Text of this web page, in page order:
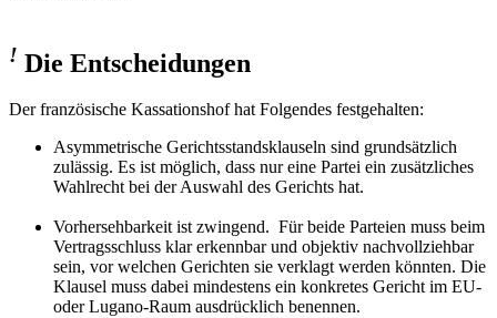
! Die Entscheidungen
Der französische Kassationshof hat Folgendes festgehalten:
Asymmetrische Gerichtsstandsklauseln sind grundsätzlich
zulässig. Es ist möglich, dass nur eine Partei ein zusätzliches
Wahlrecht bei der Auswahl des Gerichts hat.
Vorhersehbarkeit ist zwingend. Für beide Parteien muss beim
Vertragsschluss klar erkennbar und objektiv nachvollziehbar
sein, vor welchen Gerichten sie verklagt werden könnten. Die
Klausel muss dabei mindestens ein konkretes Gericht im EU-
oder Lugano-Raum ausdrücklich benennen.